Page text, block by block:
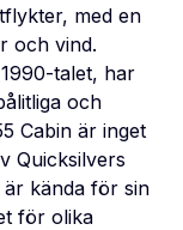
med en
och vind.
talet, har
och
Cabin är inget
Quicksilvers
kända för sin
för olika